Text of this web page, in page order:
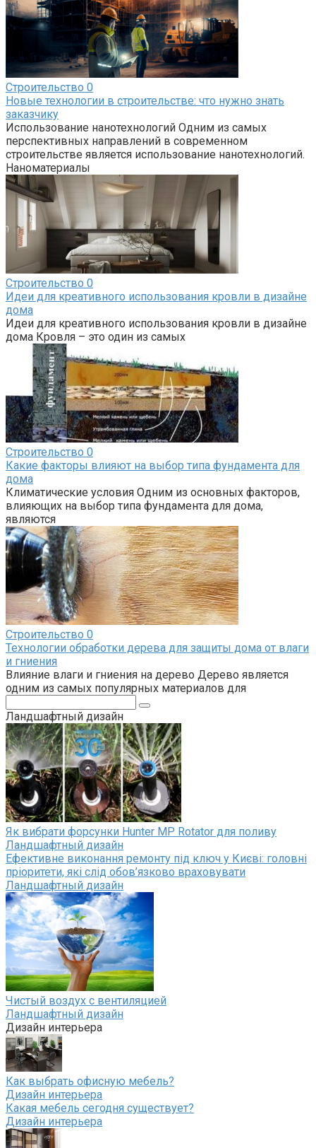
Строительство 0
Новые технологии в строительстве: что нужно знать
заказчику
Использование нанотехнологий Одним из самых
перспективных направлений в современном
строительстве является использование нанотехнологий.
Наноматериалы
Строительство 0
Идеи для креативного использования кровли в дизайне
дома
Идеи для креативного использования кровли в дизайне
дома Кровля – это один из самых
Строительство 0
Какие факторы влияют на выбор типа фундамента для
дома
Климатические условия Одним из основных факторов,
влияющих на выбор типа фундамента для дома,
являются
Строительство 0
Технологии обработки дерева для защиты дома от влаги
и гниения
Влияние влаги и гниения на дерево Дерево является
одним из самых популярных материалов для
Ландшафтный дизайн
Як вибрати форсунки Hunter MP Rotator для поливу
Ландшафтный дизайн
Ефективне виконання ремонту під ключ у Києві: головні
пріоритети, які слід обов’язково враховувати
Ландшафтный дизайн
Чистый воздух с вентиляцией
Ландшафтный дизайн
Дизайн интерьера
Как выбрать офисную мебель?
Дизайн интерьера
Какая мебель сегодня существует?
Дизайн интерьера